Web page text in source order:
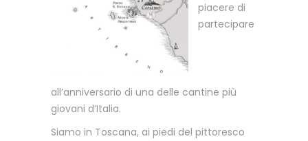
piacere di
partecipare
all’anniversario di una delle cantine più
giovani d’Italia.
Siamo in Toscana, ai piedi del pittoresco